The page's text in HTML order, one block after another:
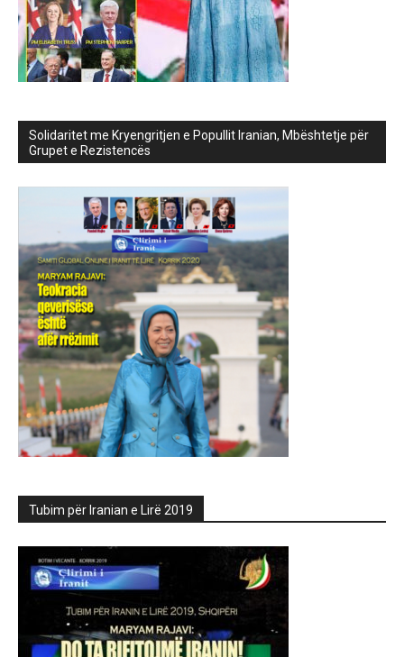
Solidaritet me Kryengritjen e Popullit Iranian, Mbështetje për
Grupet e Rezistencës
Tubim për Iranian e Lirë 2019